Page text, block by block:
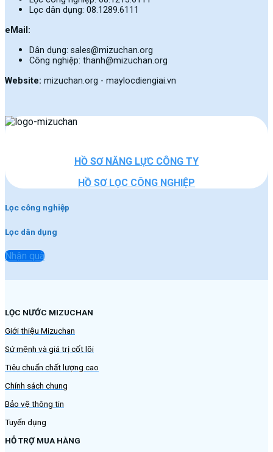
Lọc dân dụng: 08.1289.6111
eMail:
Dân dụng: sales@mizuchan.org
Công nghiệp: thanh@mizuchan.org
Website: mizuchan.org - maylocdiengiai.vn
HỒ SƠ NĂNG LỰC CÔNG TY
HỒ SƠ LỌC CÔNG NGHIỆP
Lọc công nghiệp
Lọc dân dụng
Nhận quà
LỌC NƯỚC MIZUCHAN
Giới thiệu Mizuchan
Sứ mệnh và giá trị cốt lõi
Tiêu chuẩn chất lượng cao
Chính sách chung
Bảo vệ thông tin
Tuyển dụng
HỖ TRỢ MUA HÀNG